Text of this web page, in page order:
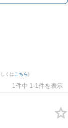
くは こちら)
1件中 1-1件を表示